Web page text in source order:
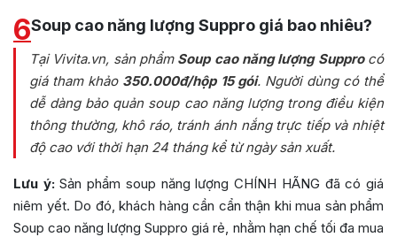
6Soup cao năng lượng Suppro giá bao nhiêu?
Tại Vivita.vn, sản phẩm Soup cao năng lượng Supprocó
giá tham khảo 350.000đ/hộp 15 gói. Người dùng có thể
dễ dàng bảo quản soup cao năng lượng trong điều kiện
thông thường, khô ráo, tránh ánh nắng trực tiếp và nhiệt
độ cao với thời hạn 24 tháng kể từ ngày sản xuất.
Lưu ý:Sản phẩm soup năng lượng CHÍNH HÃNG đã có giá
niêm yết. Do đó, khách hàng cần cẩn thận khi mua sản phẩm
Soup cao năng lượng Suppro giá rẻ, nhằm hạn chế tối đa mua